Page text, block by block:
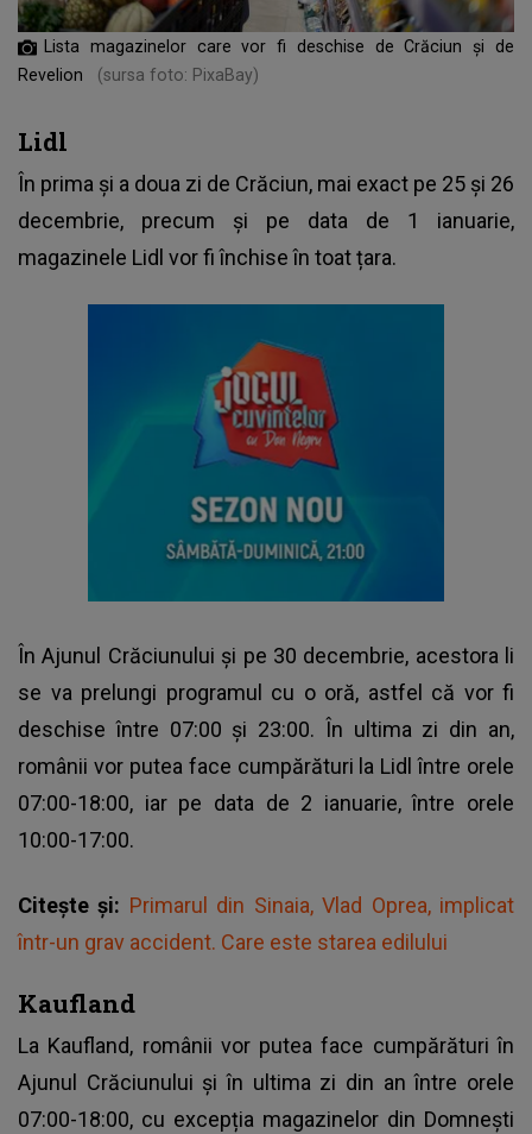
Lista magazinelor care vor fi deschise de Crăciun și de
Revelion
(sursa foto: PixaBay)
Lidl
În prima și a doua zi de Crăciun, mai exact pe 25 și 26
decembrie, precum și pe data de 1 ianuarie,
magazinele Lidl vor fi închise în toat țara.
În Ajunul Crăciunului și pe 30 decembrie, acestora li
se va prelungi programul cu o oră, astfel că vor fi
deschise între 07:00 și 23:00. În ultima zi din an,
românii vor putea face cumpărături la Lidl între orele
07:00-18:00, iar pe data de 2 ianuarie, între orele
10:00-17:00.
Citește și: Primarul din Sinaia, Vlad Oprea, implicat
într-un grav accident. Care este starea edilului
Kaufland
La Kaufland, românii vor putea face cumpărături în
Ajunul Crăciunului și în ultima zi din an între orele
07:00-18:00, cu excepția magazinelor din Domnești